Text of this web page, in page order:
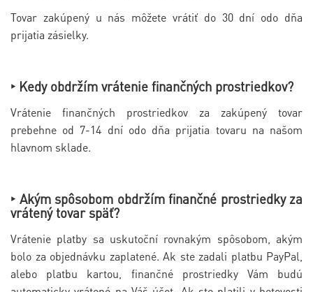
Tovar zakúpený u nás môžete vrátiť do 30 dní odo dňa
prijatia zásielky.
‣ Kedy obdržím vrátenie finančných prostriedkov?
Vrátenie finančných prostriedkov za zakúpený tovar
prebehne od 7-14 dní odo dňa prijatia tovaru na našom
hlavnom sklade.
‣ Akým spôsobom obdržím finančné prostriedky za
vrátený tovar späť?
Vrátenie platby sa uskutoční rovnakým spôsobom, akým
bolo za objednávku zaplatené. Ak ste zadali platbu PayPal,
alebo platbu kartou, finančné prostriedky Vám budú